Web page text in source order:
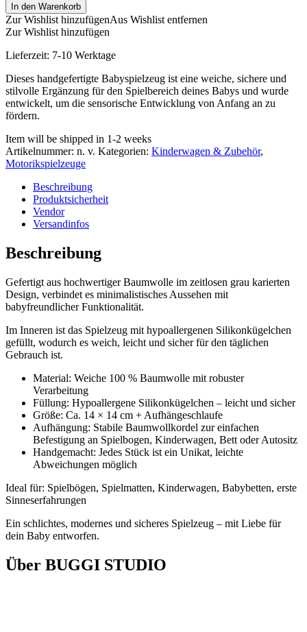
In den Warenkorb
Zur Wishlist hinzufügenAus Wishlist entfernen
Zur Wishlist hinzufügen
Lieferzeit: 7-10 Werktage
Dieses handgefertigte Babyspielzeug ist eine weiche, sichere und
stilvolle Ergänzung für den Spielbereich deines Babys und wurde
entwickelt, um die sensorische Entwicklung von Anfang an zu
fördern.
Item will be shipped in 1-2 weeks
Artikelnummer: n. v. Kategorien: Kinderwagen & Zubehör,
Motorikspielzeuge
Beschreibung
Produktsicherheit
Vendor
Versandinfos
Beschreibung
Gefertigt aus hochwertiger Baumwolle im zeitlosen grau karierten
Design, verbindet es minimalistisches Aussehen mit
babyfreundlicher Funktionalität.
Im Inneren ist das Spielzeug mit hypoallergenen Silikonkügelchen
gefüllt, wodurch es weich, leicht und sicher für den täglichen
Gebrauch ist.
Material: Weiche 100 % Baumwolle mit robuster
Verarbeitung
Füllung: Hypoallergene Silikonkügelchen – leicht und sicher
Größe: Ca. 14 × 14 cm + Aufhängeschlaufe
Aufhängung: Stabile Baumwollkordel zur einfachen
Befestigung an Spielbogen, Kinderwagen, Bett oder Autositz
Handgemacht: Jedes Stück ist ein Unikat, leichte
Abweichungen möglich
Ideal für: Spielbögen, Spielmatten, Kinderwagen, Babybetten, erste
Sinneserfahrungen
Ein schlichtes, modernes und sicheres Spielzeug – mit Liebe für
dein Baby entworfen.
Über BUGGI STUDIO